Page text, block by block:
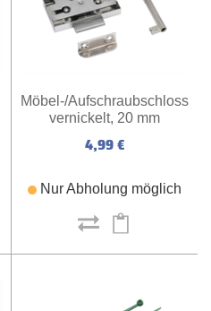
Möbel-/Aufschraubschloss
vernickelt, 20 mm
4,99 €
Nur Abholung möglich